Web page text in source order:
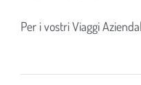
Per i vostri Viaggi